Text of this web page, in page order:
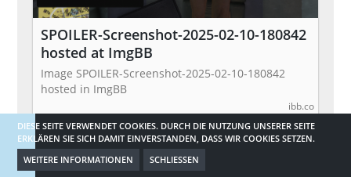
SPOILER-Screenshot-2025-02-10-180842
hosted at ImgBB
Image SPOILER-Screenshot-2025-02-10-180842
hosted in ImgBB
ibb.co
SPOILER-Screenshot-2025-02-10-181228
hosted at ImgBB
DIESE SEITE VERWENDET COOKIES. DURCH DIE NUTZUNG UNSERER SEITE
ERKLÄREN SIE SICH DAMIT EINVERSTANDEN, DASS WIR COOKIES SETZEN.
WEITERE INFORMATIONEN
SCHLIESSEN